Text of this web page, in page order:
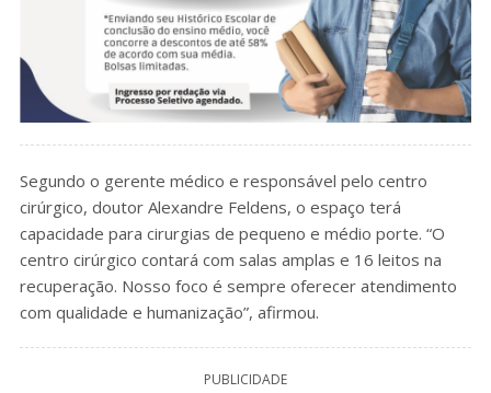
Segundo o gerente médico e responsável pelo centro
cirúrgico, doutor Alexandre Feldens, o espaço terá
capacidade para cirurgias de pequeno e médio porte. “O
centro cirúrgico contará com salas amplas e 16 leitos na
recuperação. Nosso foco é sempre oferecer atendimento
com qualidade e humanização”, afirmou.
PUBLICIDADE